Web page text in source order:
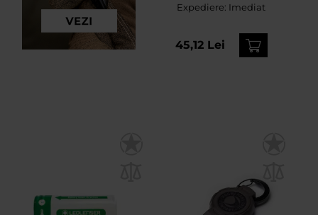
Expediere: Imediat
45,12 Lei